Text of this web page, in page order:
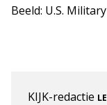
Beeld: U.S. Military
KIJK-redactie